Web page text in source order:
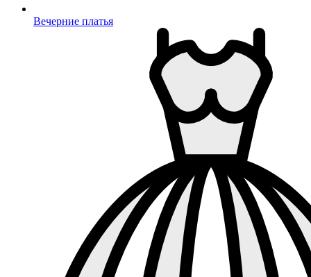
Вечерние платья